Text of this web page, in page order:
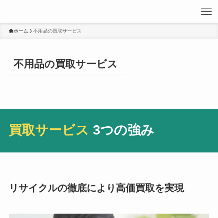
ホーム 不用品の買取サービス
不用品の買取サービス
買取サービス 3つの強み
リサイクルの徹底により高価買取を実現